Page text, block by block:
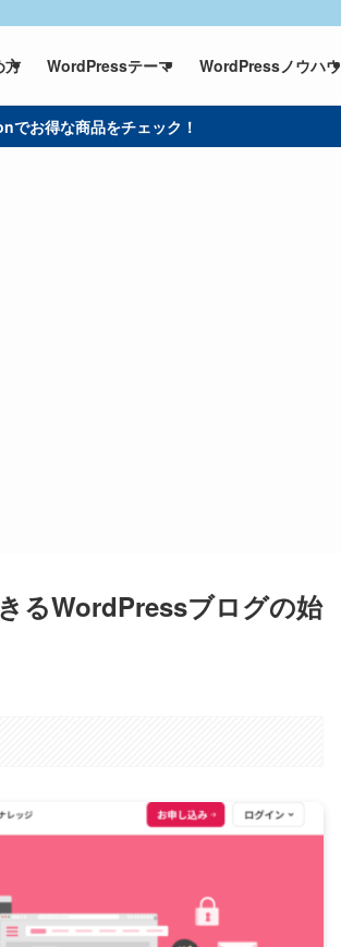
方 WordPressテーマ WordPressノウハウ
でお得な商品をチェック！
るWordPressブログの始